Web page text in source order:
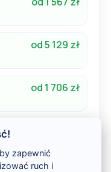
od 5 129 zł
od 1 706 zł
dynamiczna wakacje.pl
zapewnić
ruch i